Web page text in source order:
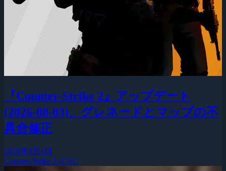
『Counter-Strike 2』アップデート
(2026-08-03)、グレネードとマップの不
具合修正
2026年8月4日
Counter-Strike 2 (CS2)